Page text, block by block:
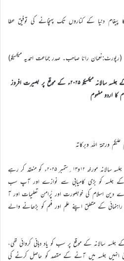
پیغام دنیا کے کناروں تک پہنچانے کی توفیق عطا
(رپورٹ:نعمان رانا صاحب۔ صدر جماعت احمدیہ میکسیکو)
حضور انور ایدہ اللہ تعالیٰ بنصرہ العزیزکے جلسہ سالانہ میکسیکو ۲۰۲۵ء کے موقع پر بصیرت افروز
کا اردو مفہوم
علیکم ورحمۃ اللہ وبرکاتہ
مجھے بہت خوشی ہے کہ آپ اپنا چھٹا جلسہ سالانہ مورخہ ۱۲و۱۳؍ستمبر ۲۰۲۵ء کو منعقد کر رہے
جلسہ کو بڑی کامیابی سے نوازے اور آپ سب
دین اسلام کی خوبصورت اور پُرامن تعلیمات اور آ
کے متعلق اپنے علم اور فہم کو بڑھانے والے
سالانہ کے موقع پر سب کو یاد دہانی کروائی تھی،
انہیں جلسہ میں آنے کے مقصد کو حاصل کرنے کی